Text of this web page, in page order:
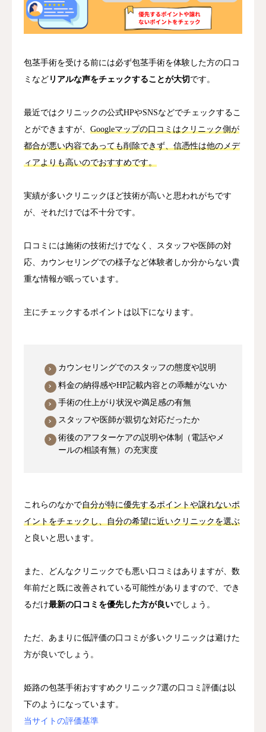
包茎手術を受ける前には必ず包茎手術を体験した方の口コ
ミなど リアルな声をチェックすることが大切 です。
最近ではクリニックの公式HPやSNSなどでチェックするこ
とができますが、 Googleマップの口コミはクリニック側が
都合が悪い内容であっても削除できず、信憑性は他のメデ
ィアよりも高いのでおすすめです。
実績が多いクリニックほど技術が高いと思われがちです
が、それだけでは不十分です。
口コミには施術の技術だけでなく、スタッフや医師の対
応、カウンセリングでの様子など体験者しか分からない貴
重な情報が眠っています。
主にチェックするポイントは以下になります。
カウンセリングでのスタッフの態度や説明
料金の納得感やHP記載内容との乖離がないか
手術の仕上がり状況や満足感の有無
スタッフや医師が親切な対応だったか
術後のアフターケアの説明や体制（電話やメ
ールの相談有無）の充実度
これらのなかで自分が特に優先するポイントや譲れないポ
イントをチェックし、自分の希望に近いクリニックを選ぶ
と良いと思います。
また、どんなクリニックでも悪い口コミはありますが、数
年前だと既に改善されている可能性がありますので、でき
るだけ最新の口コミを優先した方が良いでしょう。
ただ、あまりに低評価の口コミが多いクリニックは避けた
方が良いでしょう。
姫路の包茎手術おすすめクリニック7選の口コミ評価は以
下のようになっています。
当サイトの評価基準